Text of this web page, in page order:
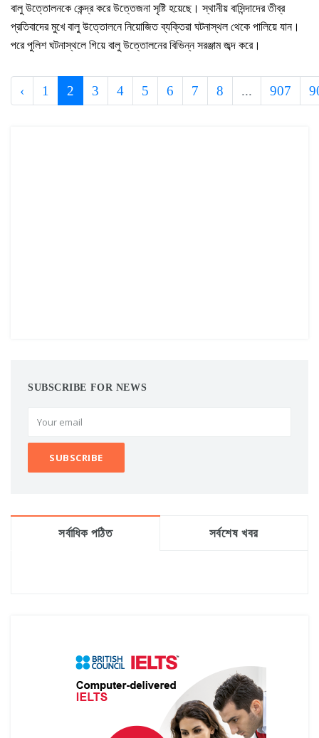
বালু উত্তোলনকে কেন্দ্র করে উত্তেজনা সৃষ্টি হয়েছে। স্থানীয় বাসিন্দাদের তীব্র
প্রতিবাদের মুখে বালু উত্তোলনে নিয়োজিত ব্যক্তিরা ঘটনাস্থল থেকে পালিয়ে যান।
পরে পুলিশ ঘটনাস্থলে গিয়ে বালু উত্তোলনের বিভিন্ন সরঞ্জাম জব্দ করে।
‹ 1 2 3 4 5 6 7 8 ... 907
SUBSCRIBE FOR NEWS
সর্বাধিক পঠিত সর্বশেষ খবর